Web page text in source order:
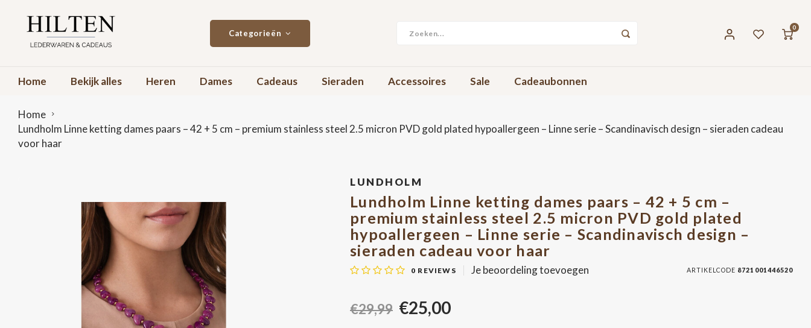
Categorieën
0
Home Bekijk alles Heren Dames Cadeaus Sieraden Accessoires Sale Cadeaubonnen
Home
Lundholm Linne ketting dames paars – 42 + 5 cm – premium stainless steel 2.5 micron PVD gold plated hypoallergeen – Linne serie – Scandinavisch design – sieraden cadeau
voor haar
LUNDHOLM
Lundholm Linne ketting dames paars – 42 + 5 cm –
premium stainless steel 2.5 micron PVD gold plated
hypoallergeen – Linne serie – Scandinavisch design –
sieraden cadeau voor haar
0 REVIEWS Je beoordeling toevoegen ARTIKELCODE 8721001446520
€29,99 €25,00